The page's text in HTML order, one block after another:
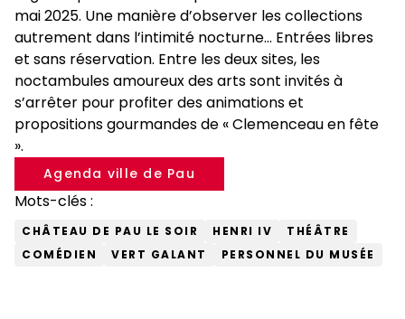
mai 2025. Une manière d’observer les collections
autrement dans l’intimité nocturne... Entrées libres
et sans réservation. Entre les deux sites, les
noctambules amoureux des arts sont invités à
s’arrêter pour profiter des animations et
propositions gourmandes de « Clemenceau en fête
».
Agenda ville de Pau
Mots-clés :
CHÂTEAU DE PAU LE SOIR HENRI IV
THÉÂTRE
COMÉDIEN
VERT GALANT PERSONNEL DU MUSÉE